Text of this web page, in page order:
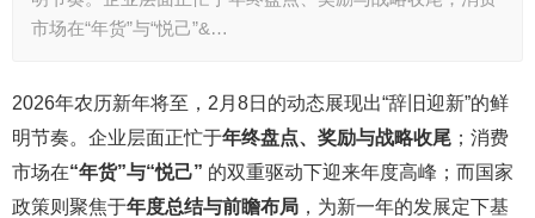
市场在“年货”与“悦己”&…
2026年农历新年将至，2月8日的动态展现出“辞旧迎新”的鲜
明节奏。企业层面正忙于年终盘点、奖励与战略收尾 ；消费
市场在“年货”与“悦己” 的双重驱动下迎来年度高峰；而国家
政策则聚焦于年度总结与前瞻布局 ，为新一年的发展定下基